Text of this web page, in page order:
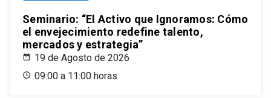
Seminario: “El Activo que Ignoramos: Cómo
el envejecimiento redefine talento,
mercados y estrategia”
19 de Agosto de 2026
09:00 a 11:00 horas